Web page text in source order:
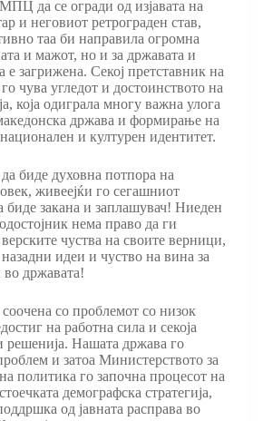
да се огради од изјавата на
и неговиот ретрограден став,
таа би направила огромна
и мажот, но и за државата и
е загрижена. Секој претставник на
чува угледот и достоинството на
која одиграла многу важна улога
држава и формирање на
и културен идентитет.
биде духовна потпора на
живеејќи го сегашниот
биде закана и заплашувач! Ниеден
нема право да ги
чуства на своите верници,
идеи и чуство на вина за
државата!
со проблемот со низок
на работна сила и секоја
решенија. Нашата држава го
и затоа Министерството за
политика го започна процесот на
демографска стратегија,
од јавната расправа во